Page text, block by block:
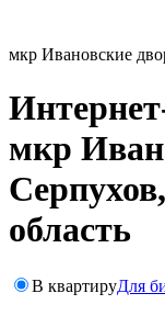
мкр Ивановские
мкр
область
В квартируДля